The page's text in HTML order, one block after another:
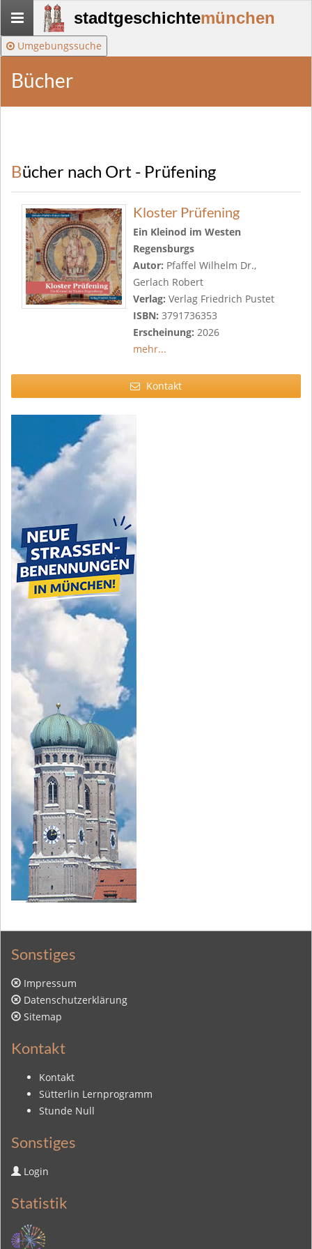
Stadtgeschichte-
München
stadtgeschichtemünchen
Umgebungssuche
Bücher
Bücher nach Ort - Prüfening
Kloster Prüfening
Ein Kleinod im Westen
Regensburgs
Autor: Pfaffel Wilhelm Dr.,
Gerlach Robert
Verlag: Verlag Friedrich Pustet
ISBN: 3791736353
Erscheinung: 2026
mehr...
Kontakt
Sonstiges
Impressum
Datenschutzerklärung
Sitemap
Kontakt
Kontakt
Sütterlin Lernprogramm
Stunde Null
Sonstiges
Login
Statistik